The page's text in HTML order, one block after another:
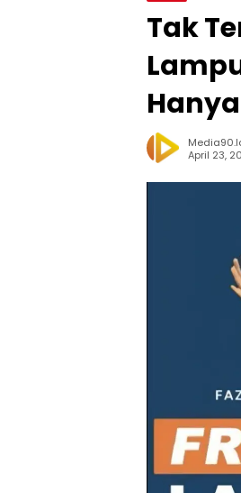
Tak
April 23,